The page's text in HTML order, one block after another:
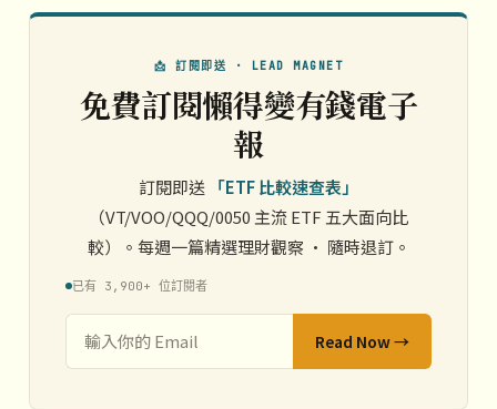
📩 訂閱即送 · LEAD MAGNET
免費訂閱懶得變有錢電子
報
訂閱即送 「ETF 比較速查表」
（VT/VOO/QQQ/0050 主流 ETF 五大面向比
較）。每週一篇精選理財觀察 · 隨時退訂。
已有 3,900+ 位訂閱者
Read Now →